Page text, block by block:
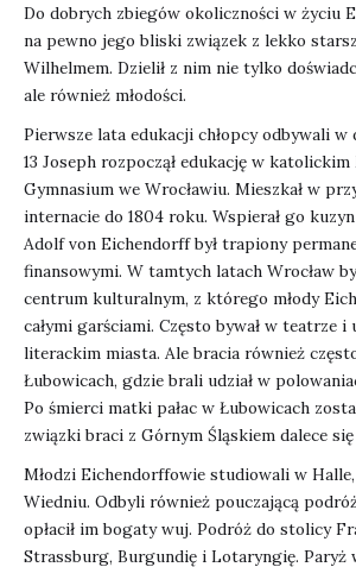
Do dobrych zbiegów okoliczności w życiu
na pewno jego bliski związek z lekko
Wilhelmem. Dzielił z nim nie tylko
ale również młodości.
Pierwsze lata edukacji chłopcy odbywali
13 Joseph rozpoczął edukację w
Gymnasium we Wrocławiu. Mieszkał w
internacie do 1804 roku. Wspierał go
Adolf von Eichendorff był trapiony
finansowymi. W tamtych latach Wrocław
centrum kulturalnym, z którego młody
całymi garściami. Często bywał w teatrze i
literackim miasta. Ale bracia również
Łubowicach, gdzie brali udział w
Po śmierci matki pałac w Łubowicach
związki braci z Górnym Śląskiem dalece się
Młodzi Eichendorffowie studiowali w
Wiedniu. Odbyli również pouczającą
opłacił im bogaty wuj. Podróż do stolicy
Strassburg, Burgundię i Lotaryngię. Paryż